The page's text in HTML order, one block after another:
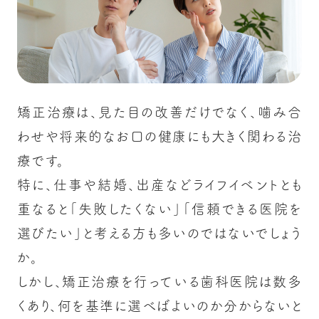
矯正治療は、見た目の改善だけでなく、噛み合
わせや将来的なお口の健康にも大きく関わる治
療です。
特に、仕事や結婚、出産などライフイベントとも
重なると「失敗したくない」「信頼できる医院を
選びたい」と考える方も多いのではないでしょう
か。
しかし、矯正治療を行っている歯科医院は数多
くあり、何を基準に選べばよいのか分からないと